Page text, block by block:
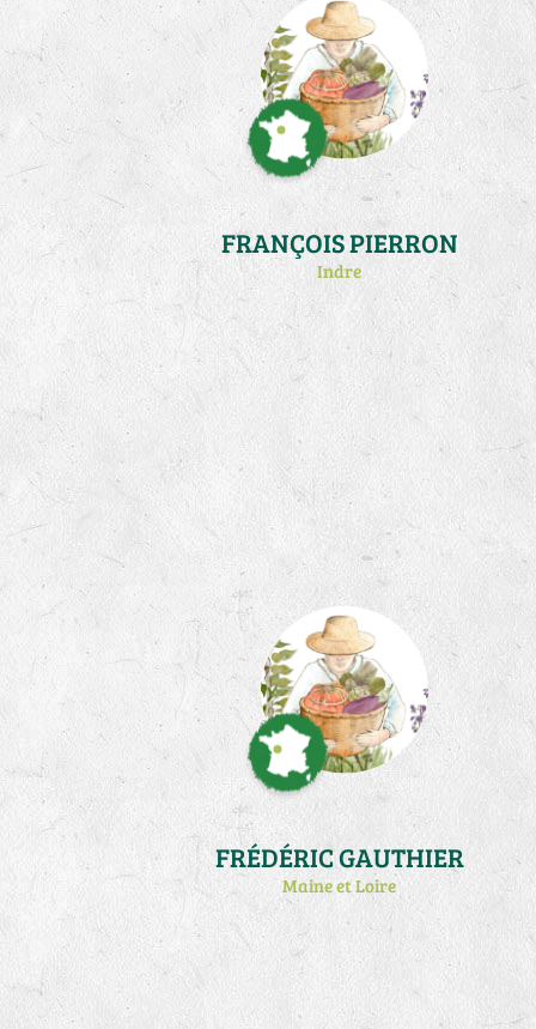
FRANÇOIS PIERRON
Indre
FRÉDÉRIC GAUTHIER
Maine et Loire